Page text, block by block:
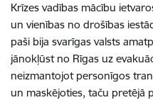
Krīzes vadības mācību
un vienības no drošības
paši bija svarīgas valsts
jānokļūst no Rīgas uz
neizmantojot personīgos
un maskējoties, taču pretējā